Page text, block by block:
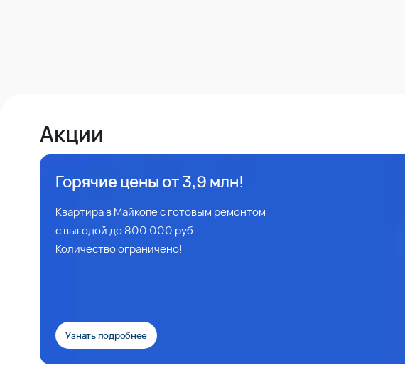
Акции
Горячие цены от 3,9 млн!
Квартира в Майкопе с готовым ремонтом
с выгодой до 800 000 руб.
Количество ограничено!
Узнать подробнее